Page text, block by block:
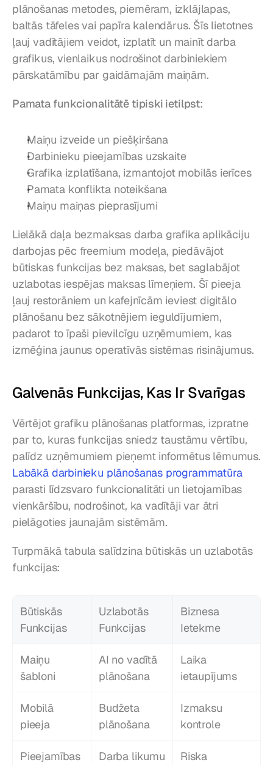
plānošanas metodes, piemēram, izklājlapas,
baltās tāfeles vai papīra kalendārus. Šīs lietotnes
ļauj vadītājiem veidot, izplatīt un mainīt darba
grafikus, vienlaikus nodrošinot darbiniekiem
pārskatāmību par gaidāmajām maiņām.
Pamata funkcionalitātē tipiski ietilpst:
Maiņu izveide un piešķiršana
Darbinieku pieejamības uzskaite
Grafika izplatīšana, izmantojot mobilās ierīces
Pamata konflikta noteikšana
Maiņu maiņas pieprasījumi
Lielākā daļa bezmaksas darba grafika aplikāciju
darbojas pēc freemium modeļa, piedāvājot
būtiskas funkcijas bez maksas, bet saglabājot
uzlabotas iespējas maksas līmeņiem. Šī pieeja
ļauj restorāniem un kafejnīcām ieviest digitālo
plānošanu bez sākotnējiem ieguldījumiem,
padarot to īpaši pievilcīgu uzņēmumiem, kas
izmēģina jaunus operatīvās sistēmas risinājumus.
Galvenās Funkcijas, Kas Ir Svarīgas
Vērtējot grafiku plānošanas platformas, izpratne
par to, kuras funkcijas sniedz taustāmu vērtību,
Labākā darbinieku plānošanas programmatūra
parasti līdzsvaro funkcionalitāti un lietojamības
vienkāršību, nodrošinot, ka vadītāji var ātri
pielāgoties jaunajām sistēmām.
Turpmākā tabula salīdzina būtiskās un uzlabotās
funkcijas:
Būtiskās
Funkcijas
Uzlabotās
Funkcijas
Biznesa
Ietekme
Maiņu
šabloni
AI no vadītā
plānošana
Laika
ietaupījums
Mobilā
pieeja
Budžeta
plānošana
Izmaksu
kontrole
Pieejamības
Darba likumu
Riska